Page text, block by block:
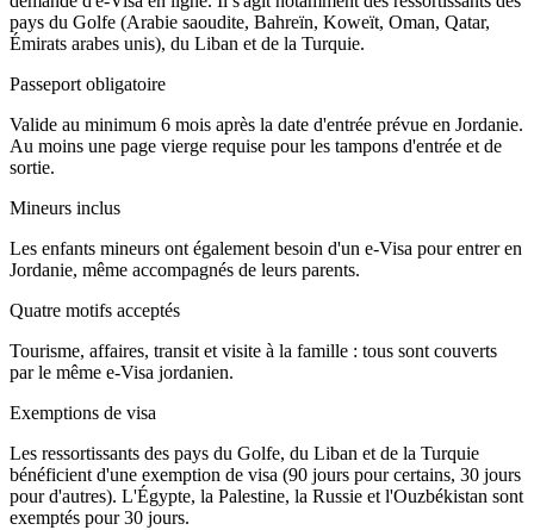
pays du Golfe (Arabie saoudite, Bahreïn, Koweït, Oman, Qatar,
Émirats arabes unis), du Liban et de la Turquie.
Passeport obligatoire
Valide au minimum 6 mois après la date d'entrée prévue en Jordanie.
Au moins une page vierge requise pour les tampons d'entrée et de
sortie.
Mineurs inclus
Les enfants mineurs ont également besoin d'un e-Visa pour entrer en
Jordanie, même accompagnés de leurs parents.
Quatre motifs acceptés
Tourisme, affaires, transit et visite à la famille : tous sont couverts
par le même e-Visa jordanien.
Exemptions de visa
Les ressortissants des pays du Golfe, du Liban et de la Turquie
bénéficient d'une exemption de visa (90 jours pour certains, 30 jours
pour d'autres). L'Égypte, la Palestine, la Russie et l'Ouzbékistan sont
exemptés pour 30 jours.